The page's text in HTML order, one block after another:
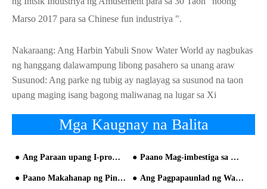
Marso 2017 para sa Chinese fun industriya ".
Nakaraang: Ang Harbin Yabuli Snow Water World ay nagbukas
ng hanggang dalawampung libong pasahero sa unang araw
Susunod: Ang parke ng tubig ay naglayag sa susunod na taon
upang maging isang bagong maliwanag na lugar sa Xi
Mga Kaugnay na Balita
Ang Paraan upang I-promote ang Iyong Water Park Paano Mag-imbestiga sa Qualification ng Kagamitang Kagamitan sa Tubig Park
Paano Makahanap ng Pinakamahusay na Manufacturer ng Kagamitan sa Tubig ng Parke? Ang Pagpapaunlad ng Water Park